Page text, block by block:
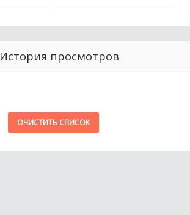
История просмотров
ОЧИСТИТЬ СПИСОК